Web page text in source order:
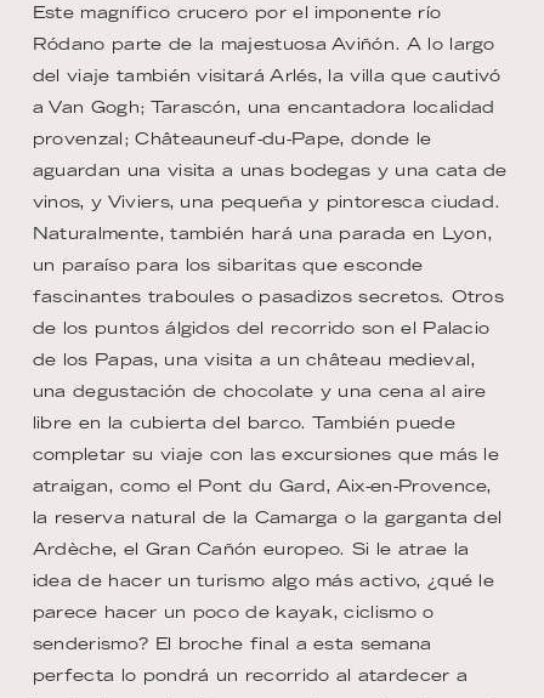
Este magnífico crucero por el imponente río
Ródano parte de la majestuosa Aviñón. A lo largo
del viaje también visitará Arlés, la villa que cautivó
a Van Gogh; Tarascón, una encantadora localidad
provenzal; Châteauneuf-du-Pape, donde le
aguardan una visita a unas bodegas y una cata de
vinos, y Viviers, una pequeña y pintoresca ciudad.
Naturalmente, también hará una parada en Lyon,
un paraíso para los sibaritas que esconde
fascinantes traboules o pasadizos secretos. Otros
de los puntos álgidos del recorrido son el Palacio
de los Papas, una visita a un château medieval,
una degustación de chocolate y una cena al aire
libre en la cubierta del barco. También puede
completar su viaje con las excursiones que más le
atraigan, como el Pont du Gard, Aix-en-Provence,
la reserva natural de la Camarga o la garganta del
Ardèche, el Gran Cañón europeo. Si le atrae la
idea de hacer un turismo algo más activo, ¿qué le
parece hacer un poco de kayak, ciclismo o
senderismo? El broche final a esta semana
perfecta lo pondrá un recorrido al atardecer a